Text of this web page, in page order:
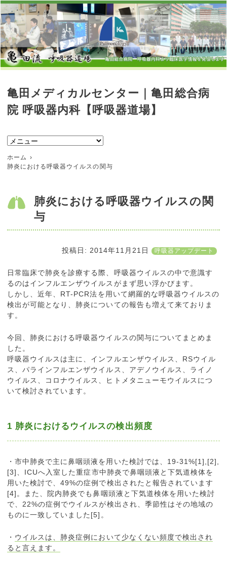
亀田メディカルセンター｜亀田総合病
院 呼吸器内科【呼吸器道場】
ホーム
肺炎における呼吸器ウイルスの関与
肺炎における呼吸器ウイルスの関
与
投稿日: 2014年11月21日 呼吸器アップデート
日常臨床で肺炎を診療する際、呼吸器ウイルスの中で意識す
るのはインフルエンザウイルスがまず思い浮かびます。
しかし、近年、RT-PCR法を用いて網羅的な呼吸器ウイルスの
検出が可能となり、肺炎についての報告も増えて来ておりま
す。
今回、肺炎における呼吸器ウイルスの関与についてまとめま
した。
呼吸器ウイルスは主に、インフルエンザウイルス、RSウイル
ス、パラインフルエンザウイルス、アデノウイルス、ライノ
ウイルス、コロナウイルス、ヒトメタニューモウイルスにつ
いて検討されています。
1 肺炎におけるウイルスの検出頻度
・市中肺炎で主に鼻咽頭液を用いた検討では、19-31%[1],[2],
[3]、ICUへ入室した重症市中肺炎で鼻咽頭液と下気道検体を
用いた検討で、49%の症例で検出されたと報告されています
[4]。また、院内肺炎でも鼻咽頭液と下気道検体を用いた検討
で、22%の症例でウイルスが検出され、季節性はその地域の
ものに一致していました[5]。
・ ウイルスは、肺炎症例において少なくない頻度で検出され
ると言えます。